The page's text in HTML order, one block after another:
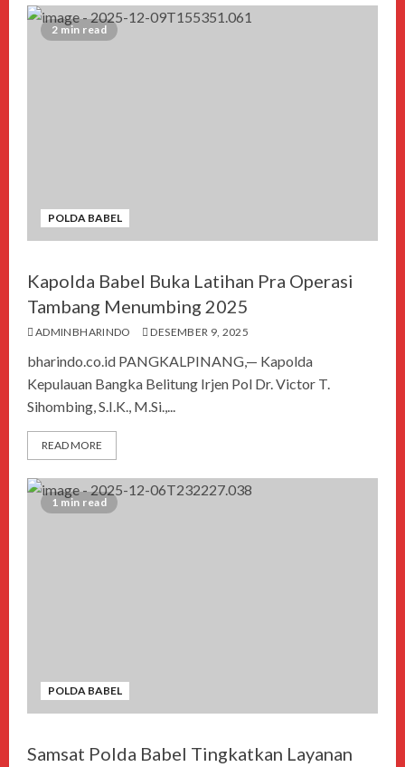
2 min read
POLDA BABEL
Kapolda Babel Buka Latihan Pra Operasi
Tambang Menumbing 2025
ADMINBHARINDO DESEMBER 9, 2025
bharindo.co.id PANGKALPINANG,— Kapolda
Kepulauan Bangka Belitung Irjen Pol Dr. Victor T.
Sihombing, S.I.K., M.Si.,...
READ MORE
1 min read
POLDA BABEL
Samsat Polda Babel Tingkatkan Layanan